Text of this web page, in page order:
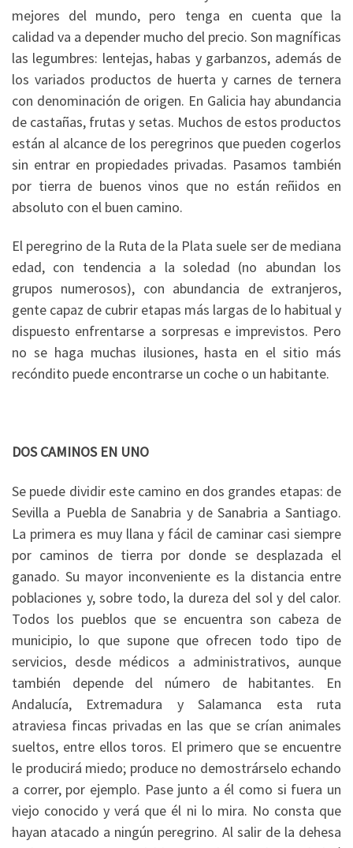
mejores del mundo, pero tenga en cuenta que la
calidad va a depender mucho del precio. Son magníficas
las legumbres: lentejas, habas y garbanzos, además de
los variados productos de huerta y carnes de ternera
con denominación de origen. En Galicia hay abundancia
de castañas, frutas y setas. Muchos de estos productos
están al alcance de los peregrinos que pueden cogerlos
sin entrar en propiedades privadas. Pasamos también
por tierra de buenos vinos que no están reñidos en
absoluto con el buen camino.
El peregrino de la Ruta de la Plata suele ser de mediana
edad, con tendencia a la soledad (no abundan los
grupos numerosos), con abundancia de extranjeros,
gente capaz de cubrir etapas más largas de lo habitual y
dispuesto enfrentarse a sorpresas e imprevistos. Pero
no se haga muchas ilusiones, hasta en el sitio más
recóndito puede encontrarse un coche o un habitante.
DOS CAMINOS EN UNO
Se puede dividir este camino en dos grandes etapas: de
Sevilla a Puebla de Sanabria y de Sanabria a Santiago.
La primera es muy llana y fácil de caminar casi siempre
por caminos de tierra por donde se desplazada el
ganado. Su mayor inconveniente es la distancia entre
poblaciones y, sobre todo, la dureza del sol y del calor.
Todos los pueblos que se encuentra son cabeza de
municipio, lo que supone que ofrecen todo tipo de
servicios, desde médicos a administrativos, aunque
también depende del número de habitantes. En
Andalucía, Extremadura y Salamanca esta ruta
atraviesa fincas privadas en las que se crían animales
sueltos, entre ellos toros. El primero que se encuentre
le producirá miedo; produce no demostrárselo echando
a correr, por ejemplo. Pase junto a él como si fuera un
viejo conocido y verá que él ni lo mira. No consta que
hayan atacado a ningún peregrino. Al salir de la dehesa